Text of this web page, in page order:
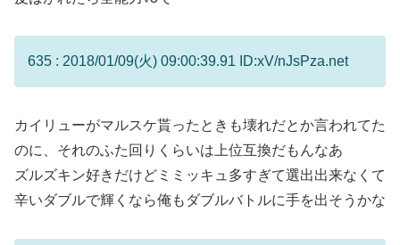
635 : 2018/01/09(火) 09:00:39.91 ID:xV/nJsPza.net
カイリューがマルスケ貰ったときも壊れだとか言われてた
のに、それのふた回りくらいは上位互換だもんなあ
ズルズキン好きだけどミミッキュ多すぎて選出出来なくて
辛いダブルで輝くなら俺もダブルバトルに手を出そうかな